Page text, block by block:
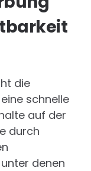
die
schnelle
auf der
durch
denen